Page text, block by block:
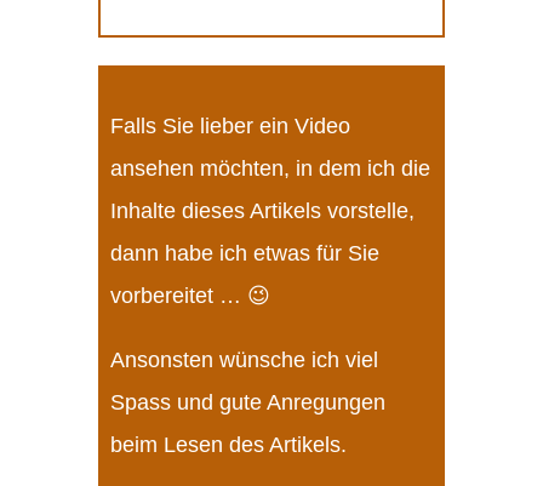
Falls Sie lieber ein Video
ansehen möchten, in dem ich die
Inhalte dieses Artikels vorstelle,
dann habe ich etwas für Sie
vorbereitet … 😉
Ansonsten wünsche ich viel
Spass und gute Anregungen
beim Lesen des Artikels.